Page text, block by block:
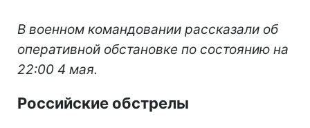
В военном командовании рассказали об
оперативной обстановке по состоянию на
22:00 4 мая.
Российские обстрелы